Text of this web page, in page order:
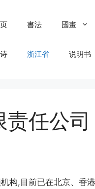
書法 國畫
浙江省 说明书
任公司
构,目前已在北京、香